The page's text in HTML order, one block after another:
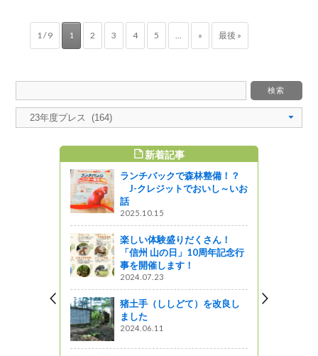
1 / 9 1 2 3 4 5 » 最後 »
新着記事
ランチパックで森林整備！？
J-クレジットでおいし～いお
話
2025.10.15
楽しい体験盛りだくさん！
「信州 山の日」10周年記念行
事を開催します！
2024.07.23
猪土手（ししどて）を改良し
ました
2024.06.11